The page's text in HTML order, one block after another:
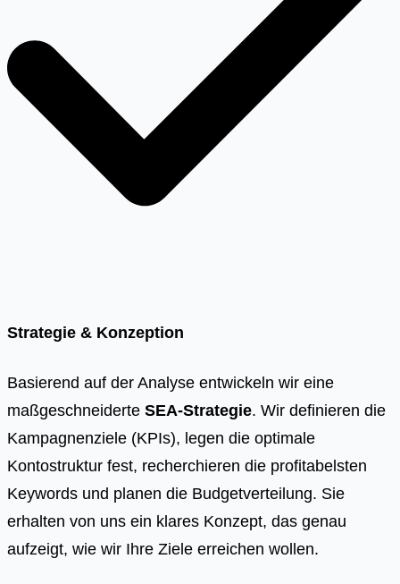
Strategie & Konzeption
Basierend auf der Analyse entwickeln wir eine
maßgeschneiderte SEA-Strategie. Wir definieren die
Kampagnenziele (KPIs), legen die optimale
Kontostruktur fest, recherchieren die profitabelsten
Keywords und planen die Budgetverteilung. Sie
erhalten von uns ein klares Konzept, das genau
aufzeigt, wie wir Ihre Ziele erreichen wollen.